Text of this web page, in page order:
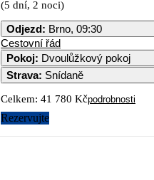
(5 dní, 2 noci)
Odjezd: Brno, 09:30
Cestovní řád
Pokoj: Dvoulůžkový pokoj
Strava: Snídaně
Celkem: 41 780 Kčpodrobnosti
Rezervujte